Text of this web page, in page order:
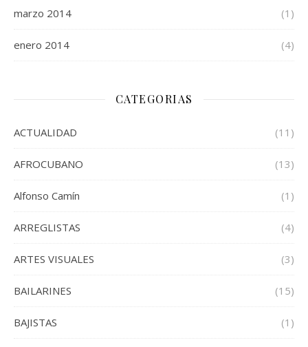
marzo 2014 (1)
enero 2014 (4)
CATEGORIAS
ACTUALIDAD (11)
AFROCUBANO (13)
Alfonso Camín (1)
ARREGLISTAS (4)
ARTES VISUALES (3)
BAILARINES (15)
BAJISTAS (1)